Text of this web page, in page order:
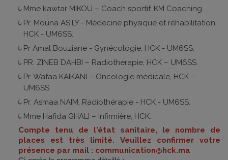
Mme kawtar MIKOU – Coach sportif, KM Coaching.
Pr. Mouna AS.LY - Médecine physique et réhabilitation,
HCK - UM6SS.
Pr Amal Bouziane - Gynécologie, HCK - UM6SS.
PR. ZINEB DAHBI – Radiothérapie, HCK – UM6SS.
Pr. Wafaa KAIKANI – Oncologie médicale, HCK –
UM6SS.
Pr. Asmaa NAIM, Radiothérapie - HCK - UM6SS.
Mme Hafida GHALI – Infirmière, HCK.
Compte tenu de l'état sanitaire, le nombre de
places est très limité. Veuillez confirmer votre
présence par mail : communication@hck.ma